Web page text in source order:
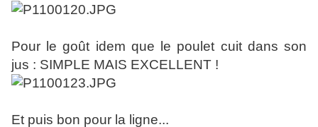
Pour le goût idem que le poulet cuit dans son
jus : SIMPLE MAIS EXCELLENT !
Et puis bon pour la ligne...